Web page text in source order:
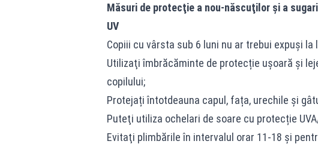
Măsuri de protecţie a nou-născuţilor şi a
UV
Copiii cu vârsta sub 6 luni nu ar trebui expuşi
Utilizaţi îmbrăcăminte de protecție ușoară și
copilului;
Protejați întotdeauna capul, fața, urechile și
Puteţi utiliza ochelari de soare cu protecție
Evitaţi plimbările în intervalul orar 11-18 şi